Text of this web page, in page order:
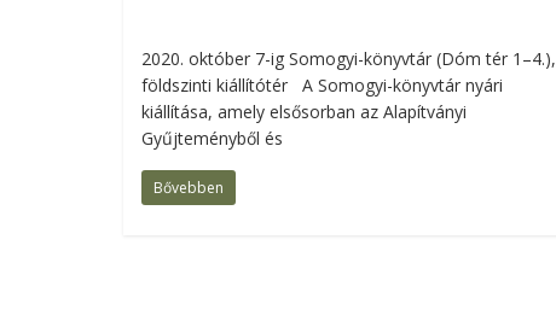
2020. október 7-ig Somogyi-könyvtár (Dóm tér 1–4.),
földszinti kiállítótér A Somogyi-könyvtár nyári
kiállítása, amely elsősorban az Alapítványi
Gyűjteményből és
Bővebben